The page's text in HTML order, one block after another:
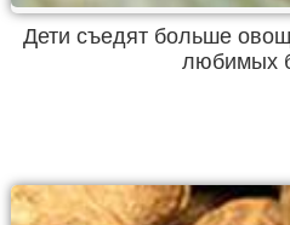
Дети съедят больше
любимых